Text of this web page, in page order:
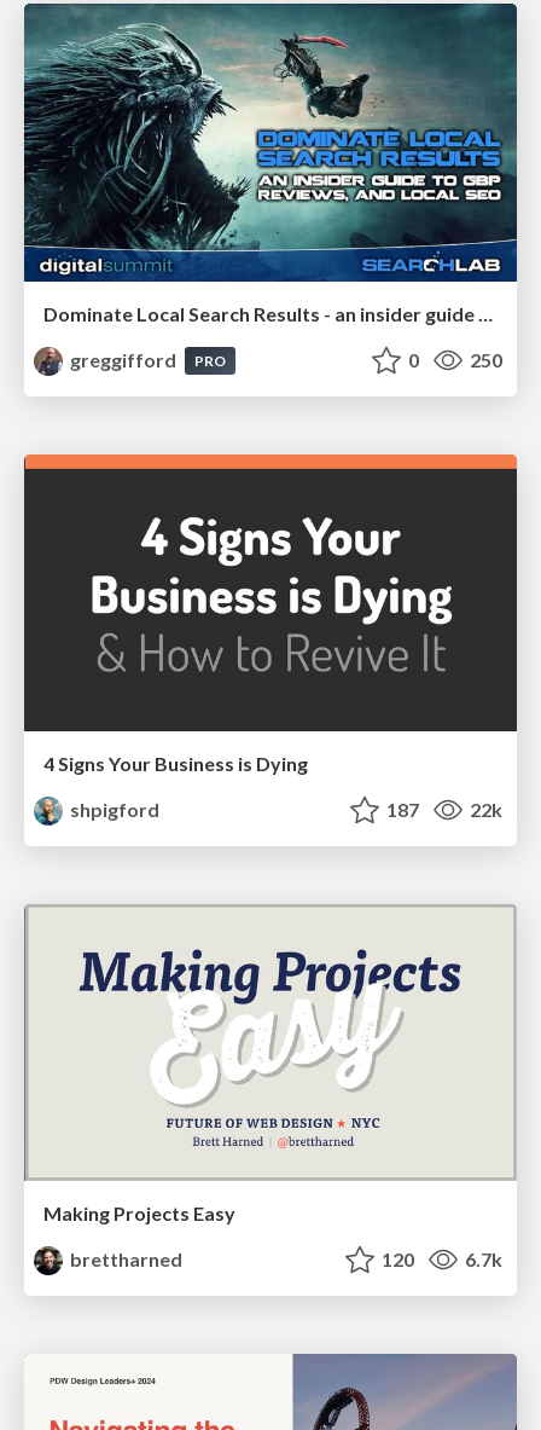
greggifford
PRO 0 250
4 Signs Your Business is Dying
shpigford
187 22k
Making Projects Easy
brettharned
120 6.7k